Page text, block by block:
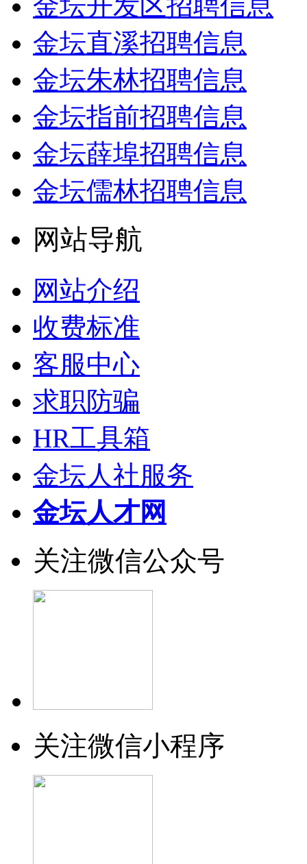
金坛直溪招聘信息
金坛朱林招聘信息
金坛指前招聘信息
金坛薛埠招聘信息
金坛儒林招聘信息
网站导航
网站介绍
收费标准
客服中心
求职防骗
HR工具箱
金坛人社服务
金坛人才网
关注微信公众号
关注微信小程序